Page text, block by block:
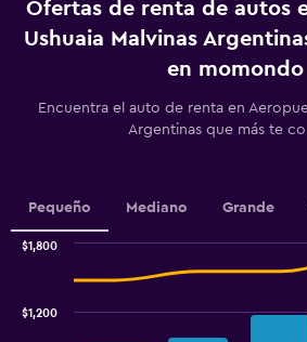
la
renta.
Range:
The
axis
displaying
values.
Range:
to
Ofertas de renta de autos
Ushuaia Malvinas
en momondo
Encuentra el auto de renta en
Argentinas que más te
Pequeño Mediano Grande
$1,200
$1,800